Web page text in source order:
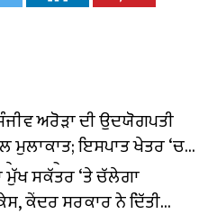
ਅਰੋੜਾ ਦੀ ਉਦਯੋਗਪਤੀ
ਮੁਲਾਕਾਤ; ਇਸਪਾਤ ਖੇਤਰ ‘ਚ
ਦਾ ਐਲਾਨ
ਮੁੱਖ ਸਕੱਤਰ ‘ਤੇ ਚੱਲੇਗਾ
ਕੇਂਦਰ ਸਰਕਾਰ ਨੇ ਦਿੱਤੀ